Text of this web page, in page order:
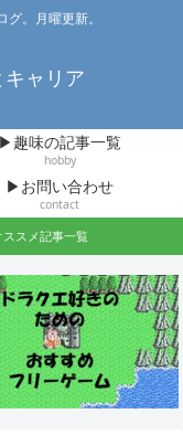
。月曜更新。
キャリア
▶趣味の記事一覧
hobby
▶お問い合わせ
contact
ススメ記事一覧